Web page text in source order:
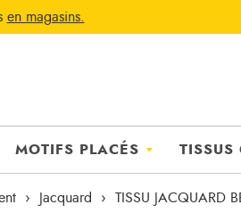
en magasins.
MOTIFS PLACÉS TISSUS
Jacquard TISSU JACQUARD